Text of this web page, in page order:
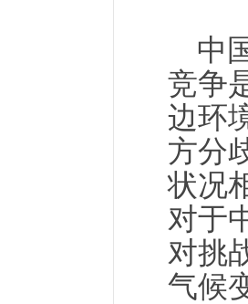
中
竞争
边环
方分
状况
对于
对挑
气候